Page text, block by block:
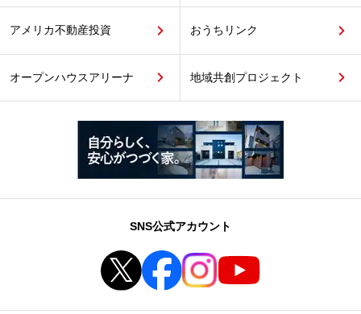
アメリカ不動産投資 おうちリンク
オープンハウスアリーナ 地域共創プロジェクト
SNS公式アカウント